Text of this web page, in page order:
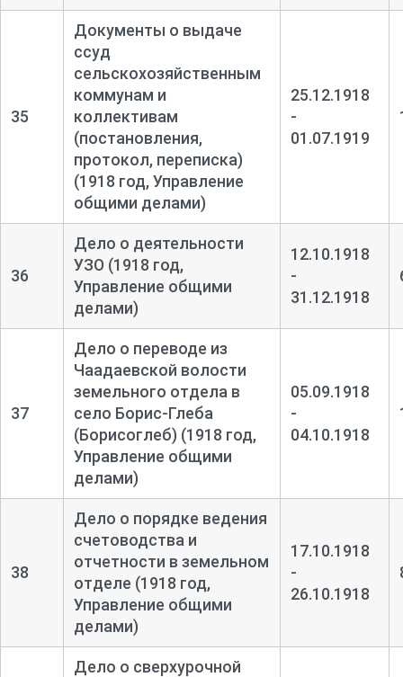
35
Документы о выдаче
ссуд
сельскохозяйственным
коммунам и
коллективам
(постановления,
протокол, переписка)
(1918 год, Управление
общими делами)
25.12.1918
-
01.07.1919
36
Дело о деятельности
УЗО (1918 год,
Управление общими
делами)
12.10.1918
-
31.12.1918
37
Дело о переводе из
Чаадаевской волости
земельного отдела в
село Борис-Глеба
(Борисоглеб) (1918 год,
Управление общими
делами)
05.09.1918
-
04.10.1918
38
Дело о порядке ведения
счетоводства и
отчетности в земельном
отделе (1918 год,
Управление общими
делами)
17.10.1918
-
26.10.1918
Дело о сверхурочной